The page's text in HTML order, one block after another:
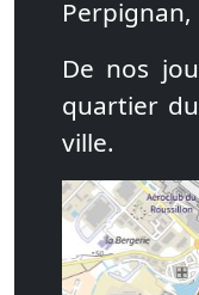
De nos
quartier
ville.